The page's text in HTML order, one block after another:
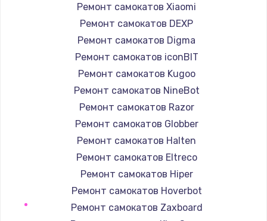
Замена / ремонт электронного модуля
управления
600 руб.
Замена конфорки
1100 руб.
Замена платы сенсора
900 руб.
Ремонт самокатов Xiaomi
Ремонт самокатов DEXP
Ремонт самокатов Digma
Ремонт самокатов iconBIT
Ремонт самокатов Kugoo
Ремонт самокатов NineBot
Ремонт самокатов Razor
Ремонт самокатов Globber
Ремонт самокатов Halten
Ремонт самокатов Eltreco
Ремонт самокатов Hiper
Ремонт самокатов Hoverbot
Ремонт самокатов Zaxboard